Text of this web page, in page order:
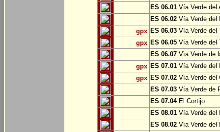
ES 06.01 Vía Verde del
ES 06.02 Vía Verde del
gpx ES 06.03 Vía Verde del
gpx ES 06.05 Vía Verde del
ES 06.07 Vìa Verde de
gpx ES 07.01 Vía Verde del
gpx ES 07.02 Vía Verde del
ES 07.03 Vía Verde de
ES 07.04El Cortijo
ES 08.01 Vía Verde del
ES 08.02 Vía Verde del